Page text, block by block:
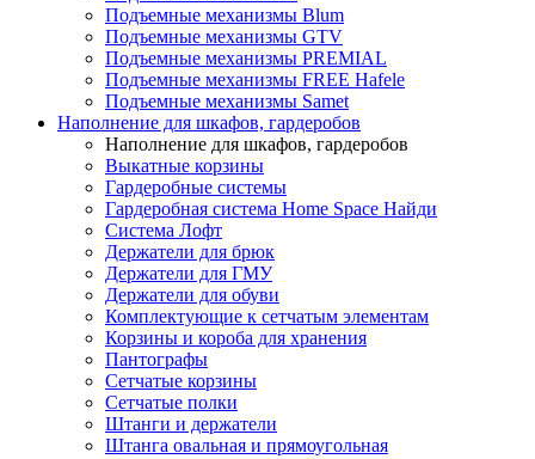
Подъемные механизмы Blum
Подъемные механизмы GTV
Подъемные механизмы PREMIAL
Подъемные механизмы FREE Hafele
Подъемные механизмы Samet
Наполнение для шкафов, гардеробов
Наполнение для шкафов, гардеробов
Выкатные корзины
Гардеробные системы
Гардеробная система Home Space Найди
Система Лофт
Держатели для брюк
Держатели для ГМУ
Держатели для обуви
Комплектующие к сетчатым элементам
Корзины и короба для хранения
Пантографы
Сетчатые корзины
Сетчатые полки
Штанги и держатели
Штанга овальная и прямоугольная